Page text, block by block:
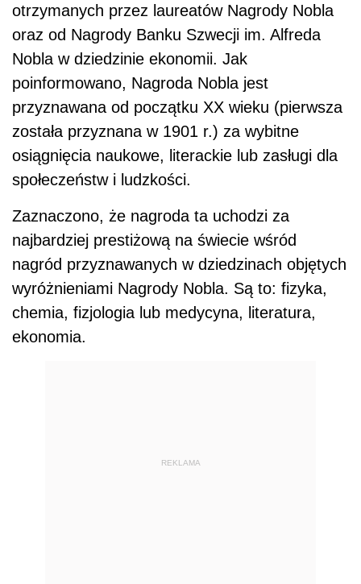
otrzymanych przez laureatów Nagrody Nobla
oraz od Nagrody Banku Szwecji im. Alfreda
Nobla w dziedzinie ekonomii. Jak
poinformowano, Nagroda Nobla jest
przyznawana od początku XX wieku (pierwsza
została przyznana w 1901 r.) za wybitne
osiągnięcia naukowe, literackie lub zasługi dla
społeczeństw i ludzkości.
Zaznaczono, że nagroda ta uchodzi za
najbardziej prestiżową na świecie wśród
nagród przyznawanych w dziedzinach objętych
wyróżnieniami Nagrody Nobla. Są to: fizyka,
chemia, fizjologia lub medycyna, literatura,
ekonomia.
REKLAMA